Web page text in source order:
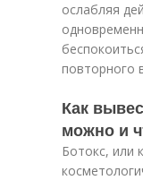
ослабляя
повторного
Как
можно и
Ботокс, или